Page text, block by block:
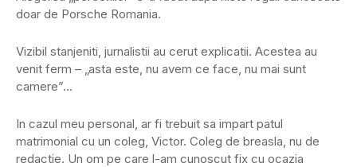
doar de Porsche Romania.
Vizibil stanjeniti, jurnalistii au cerut explicatii. Acestea au
venit ferm – „asta este, nu avem ce face, nu mai sunt
camere”…
In cazul meu personal, ar fi trebuit sa impart patul
matrimonial cu un coleg, Victor. Coleg de breasla, nu de
redactie. Un om pe care l-am cunoscut fix cu ocazia